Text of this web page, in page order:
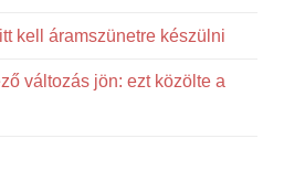
kell áramszünetre készülni
változás jön: ezt közölte a